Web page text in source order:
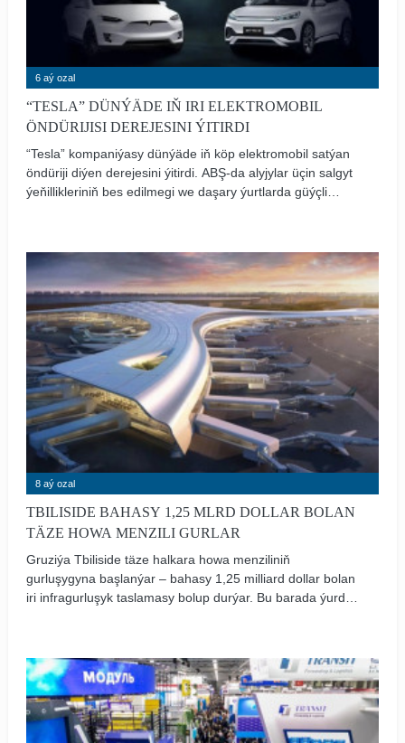
6 aý ozal
“TESLA” DÜNÝÄDE IŇ IRI ELEKTROMOBIL
ÖNDÜRIJISI DEREJESINI ÝITIRDI
“Tesla” kompaniýasy dünýäde iň köp elektromobil satýan
öndüriji diýen derejesini ýitirdi. ABŞ-da alyjylar üçin salgyt
ýeňillikleriniň bes edilmegi we daşary ýurtlarda güýçli
8 aý ozal
TBILISIDE BAHASY 1,25 MLRD DOLLAR BOLAN
TÄZE HOWA MENZILI GURLAR
Gruziýa Tbiliside täze halkara howa menziliniň
gurluşygyna başlanýar – bahasy 1,25 milliard dollar bolan
iri infragurluşyk taslamasy bolup durýar. Bu barada ýurduň